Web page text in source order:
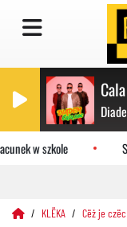
w szkole
KLËKA Cëż je czëc